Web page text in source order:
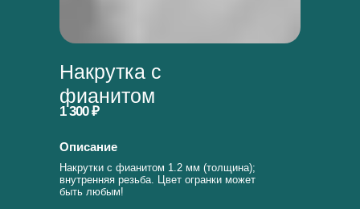
Накрутка с
фианитом
Описание
Накрутки с фианитом 1.2 мм (толщина);
внутренняя резьба. Цвет огранки может
быть любым!
1 300 ₽